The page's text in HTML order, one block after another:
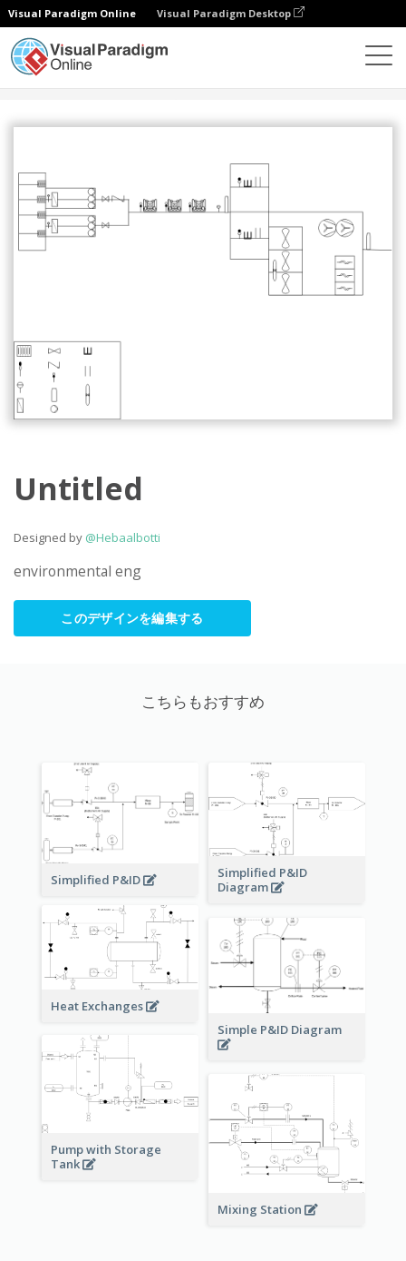
Visual Paradigm Online Visual Paradigm Desktop
Untitled
Designed by @Hebaalbotti
environmental eng
このデザインを編集する
こちらもおすすめ
Simplified P&ID
Simplified P&ID
Diagram
Heat Exchanges
Simple P&ID Diagram
Pump with Storage
Tank
Mixing Station